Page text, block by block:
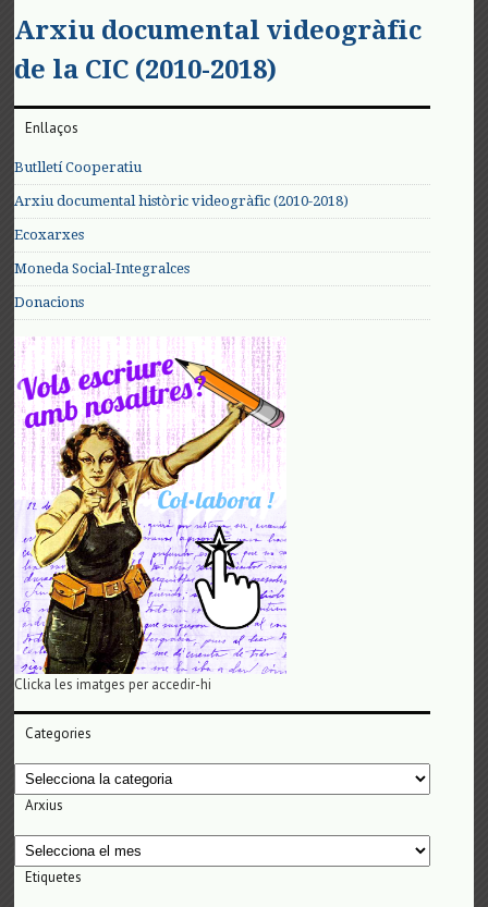
Arxiu documental videogràfic
de la CIC (2010-2018)
Enllaços
Butlletí Cooperatiu
Arxiu documental històric videogràfic (2010-2018)
Ecoxarxes
Moneda Social-Integralces
Donacions
Clicka les imatges per accedir-hi
Categories
Categories
Arxius
Arxius
Etiquetes